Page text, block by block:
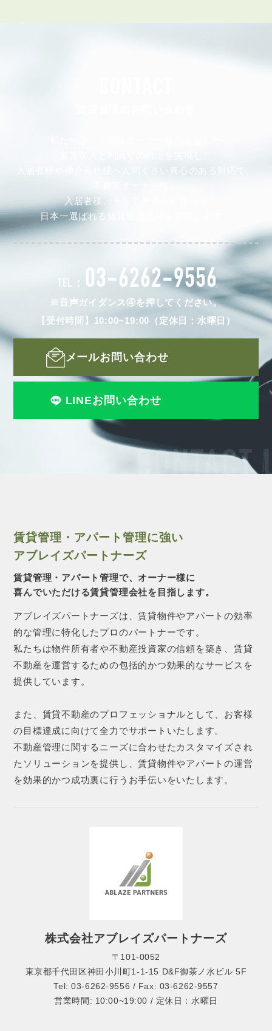
CONTACT
入居者様や仲介会社様へ人間くさい真心のある対応で、
入居者様、そして仲介会社様から
日本一選ばれる賃貸管理会社を目指します。
TEL： 03-6262-9556
※音声ガイダンス④を押してください。
【受付時間】10:00~19:00（定休日：水曜日）
メールお問い合わせ
LINEお問い合わせ
賃貸管理・アパート管理に強い
アブレイズパートナーズ
賃貸管理・アパート管理で、オーナー様に
喜んでいただける賃貸管理会社を目指します。
アブレイズパートナーズは、賃貸物件やアパートの効率
的な管理に特化したプロのパートナーです。
私たちは物件所有者や不動産投資家の信頼を築き、賃貸
不動産を運営するための包括的かつ効果的なサービスを
提供しています。
また、賃貸不動産のプロフェッショナルとして、お客様
の目標達成に向けて全力でサポートいたします。
不動産管理に関するニーズに合わせたカスタマイズされ
たソリューションを提供し、賃貸物件やアパートの運営
を効果的かつ成功裏に行うお手伝いをいたします。
株式会社アブレイズパートナーズ
〒101-0052
東京都千代田区神田小川町1-1-15 D&F御茶ノ水ビル 5F
Tel: 03-6262-9556 / Fax: 03-6262-9557
営業時間: 10:00~19:00 / 定休日：水曜日